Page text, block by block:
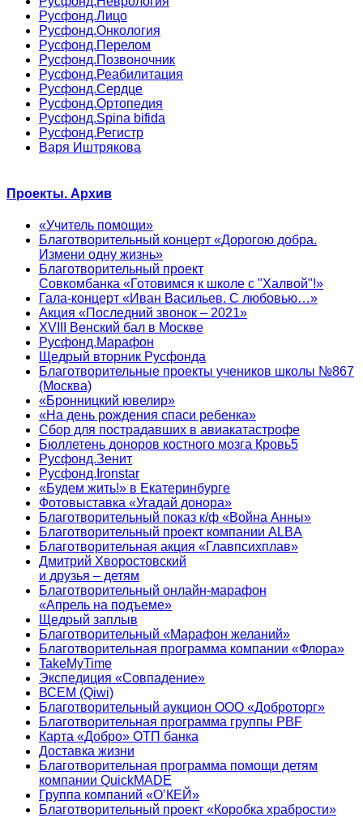
Русфонд.Лицо
Русфонд.Онкология
Русфонд.Перелом
Русфонд.Позвоночник
Русфонд.Реабилитация
Русфонд.Сердце
Русфонд.Ортопедия
Русфонд.Spina bifida
Русфонд.Регистр
Варя Иштрякова
Проекты. Архив
«Учитель помощи»
Благотворительный концерт «Дорогою добра.
Измени одну жизнь»
Благотворительный проект
Совкомбанка «Готовимся к школе с "Халвой"!»
Гала-концерт «Иван Васильев. С любовью…»
Акция «Последний звонок – 2021»
XVIII Венский бал в Москве
Русфонд.Марафон
Щедрый вторник Русфонда
Благотворительные проекты учеников школы №867
(Москва)
«Бронницкий ювелир»
«На день рождения спаси ребенка»
Сбор для пострадавших в авиакатастрофе
Бюллетень доноров костного мозга Кровь5
Русфонд.Зенит
Русфонд.Ironstar
«Будем жить!» в Екатеринбурге
Фотовыставка «Угадай донора»
Благотворительный показ к/ф «Война Анны»
Благотворительный проект компании ALBA
Благотворительная акция «Главпсихплав»
Дмитрий Хворостовский
и друзья – детям
Благотворительный онлайн‑марафон
«Апрель на подъеме»
Щедрый заплыв
Благотворительный «Марафон желаний»
Благотворительная программа компании «Флора»
TakeMyTime
Экспедиция «Совпадение»
ВСЕМ (Qiwi)
Благотворительный аукцион ООО «Доброторг»
Благотворительная программа группы PBF
Карта «Добро» ОТП банка
Доставка жизни
Благотворительная программа помощи детям
компании QuickMADE
Группа компаний «О’КЕЙ»
Благотворительный проект «Коробка храбрости»